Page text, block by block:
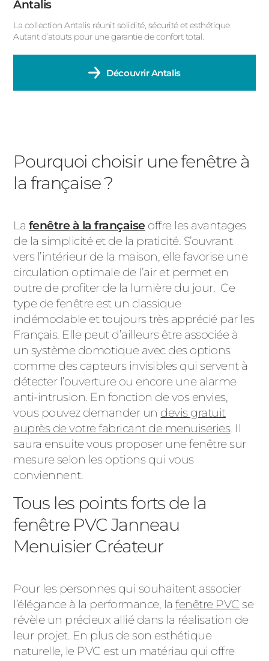
Antalis
La collection Antalis réunit solidité, sécurité et esthétique.
Autant d’atouts pour une garantie de confort total.
DécouvrirAntalis
Pourquoi choisir une fenêtre à
la française ?
La fenêtre à la française offre les avantages
de la simplicité et de la praticité. S’ouvrant
vers l’intérieur de la maison, elle favorise une
circulation optimale de l’air et permet en
outre de profiter de la lumière du jour. Ce
type de fenêtre est un classique
indémodable et toujours très apprécié par les
Français. Elle peut d’ailleurs être associée à
un système domotique avec des options
comme des capteurs invisibles qui servent à
détecter l’ouverture ou encore une alarme
anti-intrusion. En fonction de vos envies,
vous pouvez demander un devis gratuit
auprès de votre fabricant de menuiseries. Il
saura ensuite vous proposer une fenêtre sur
mesure selon les options qui vous
conviennent.
Tous les points forts de la
fenêtre PVC Janneau
Menuisier Créateur
Pour les personnes qui souhaitent associer
l’élégance à la performance, lafenêtre PVC se
révèle un précieux allié dans la réalisation de
leur projet. En plus de son esthétique
naturelle, le PVC est un matériau qui offre